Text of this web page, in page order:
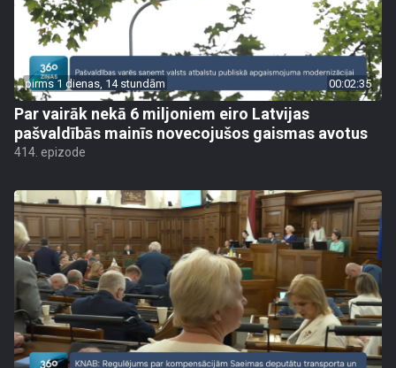
pirms 1 dienas, 14 stundām 00:02:35
Par vairāk nekā 6 miljoniem eiro Latvijas
pašvaldībās mainīs novecojušos gaismas avotus
414. epizode